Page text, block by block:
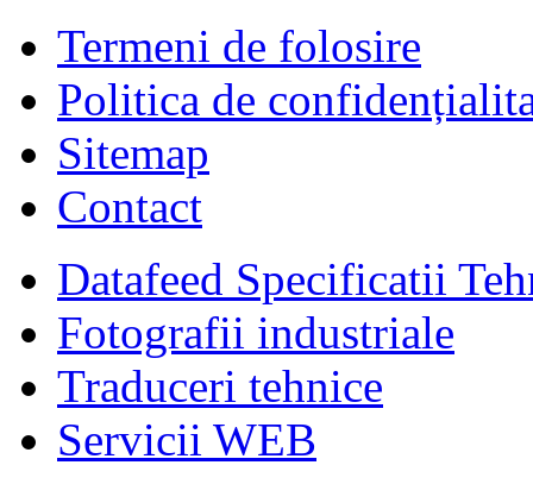
Termeni de folosire
Politica de
Sitemap
Contact
Datafeed Specificatii
Fotografii industriale
Traduceri tehnice
Servicii WEB